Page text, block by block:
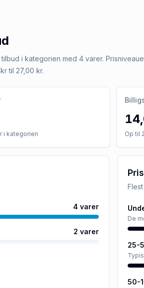
i kategorien med 4 varer.
til 27,00 kr.
i kategorien Op til
4 varer
2 varer
De
25-
50-